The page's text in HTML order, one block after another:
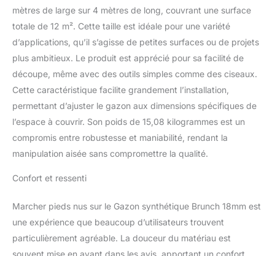
mètres de large sur 4 mètres de long, couvrant une surface
totale de 12 m². Cette taille est idéale pour une variété
d’applications, qu’il s’agisse de petites surfaces ou de projets
plus ambitieux. Le produit est apprécié pour sa facilité de
découpe, même avec des outils simples comme des ciseaux.
Cette caractéristique facilite grandement l’installation,
permettant d’ajuster le gazon aux dimensions spécifiques de
l’espace à couvrir. Son poids de 15,08 kilogrammes est un
compromis entre robustesse et maniabilité, rendant la
manipulation aisée sans compromettre la qualité.
Confort et ressenti
Marcher pieds nus sur le Gazon synthétique Brunch 18mm est
une expérience que beaucoup d’utilisateurs trouvent
particulièrement agréable. La douceur du matériau est
souvent mise en avant dans les avis, apportant un confort